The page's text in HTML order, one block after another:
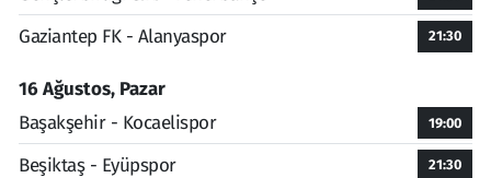
Gaziantep FK - Alanyaspor 21:30
16 Ağustos, Pazar
Başakşehir - Kocaelispor
19:00
Beşiktaş - Eyüpspor 21:30